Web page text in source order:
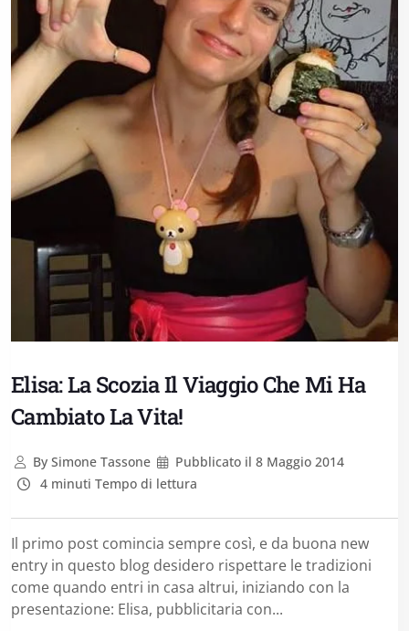
Elisa: La Scozia Il Viaggio Che Mi Ha
Cambiato La Vita!
BySimone Tassone Pubblicato il 8 Maggio 2014
4 minuti Tempo di lettura
Il primo post comincia sempre così, e da buona new
entry in questo blog desidero rispettare le tradizioni
come quando entri in casa altrui, iniziando con la
presentazione: Elisa, pubblicitaria con...